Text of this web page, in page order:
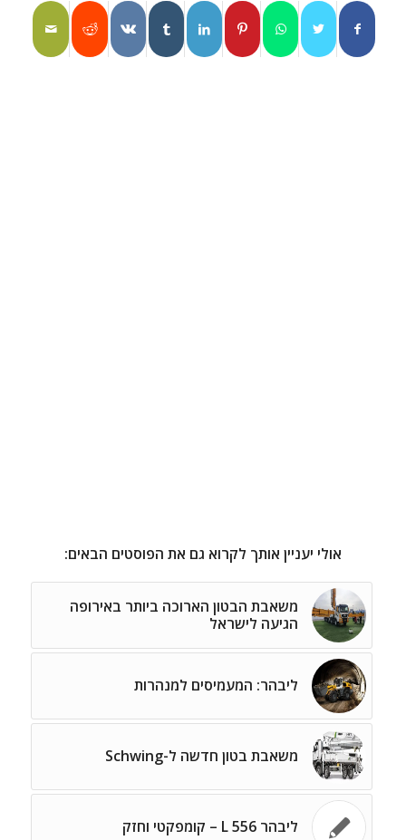
אולי יעניין אותך לקרוא גם את הפוסטים הבאים:
משאבת הבטון הארוכה ביותר באירופה
הגיעה לישראל
ליבהר: המעמיסים למנהרות
משאבת בטון חדשה ל-Schwing
ליבהר L 556 – קומפקטי וחזק